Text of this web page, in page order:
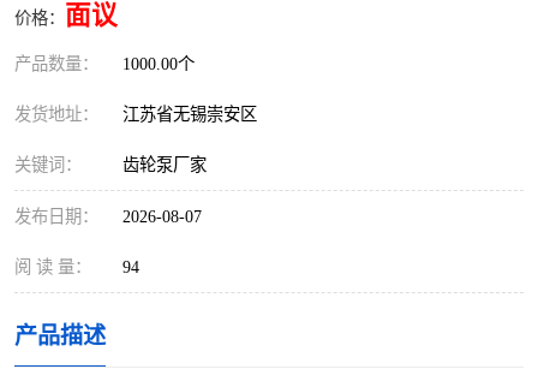
价格： 面议
产品数量： 1000.00个
发货地址： 江苏省无锡崇安区
关键词： 齿轮泵厂家
发布日期： 2026-08-07
阅 读 量： 94
产品描述